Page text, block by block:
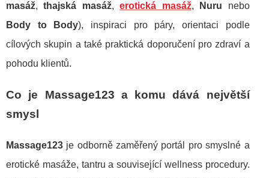
masáž,thajská masáž,erotická masáž, Nuru nebo
Body to Body), inspiraci pro páry, orientaci podle
cílových skupin a také praktická doporučení pro zdraví a
pohodu klientů.
Co je Massage123 a komu dává největší
smysl
Massage123 je odborně zaměřený portál pro smyslné a
erotické masáže, tantru a související wellness procedury.